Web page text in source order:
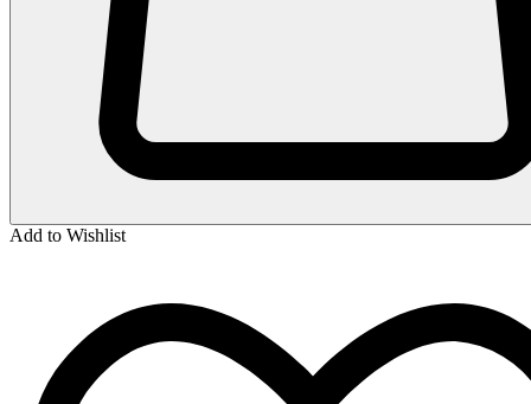
Add to Wishlist